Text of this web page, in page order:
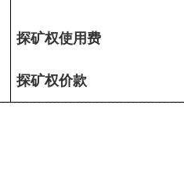
探矿权使用费
探矿权价款